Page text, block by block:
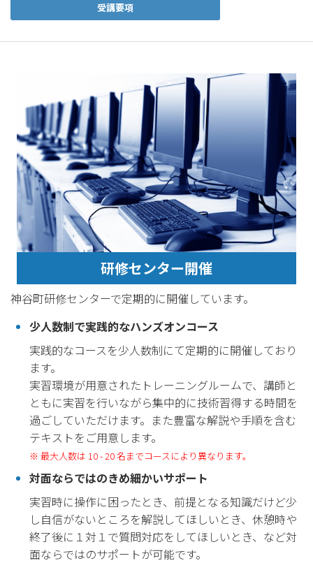
受講要項
研修センター開催
神谷町研修センターで定期的に開催しています。
少人数制で実践的なハンズオンコース
実践的なコースを少人数制にて定期的に開催しており
ます。
実習環境が用意されたトレーニングルームで、講師と
ともに実習を行いながら集中的に技術習得する時間を
過ごしていただけます。また豊富な解説や手順を含む
テキストをご用意します。
※ 最大人数は 10 - 20 名までコースにより異なります。
対面ならではのきめ細かいサポート
実習時に操作に困ったとき、前提となる知識だけど少
し自信がないところを解説してほしいとき、休憩時や
終了後に１対１で質問対応をしてほしいとき、など対
面ならではのサポートが可能です。